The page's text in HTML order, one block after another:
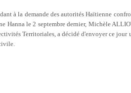
à la demande des autorités Haïtienne
Hanna le 2 septembre dernier, Michèle
Territoriales, a décidé d'envoyer ce jour